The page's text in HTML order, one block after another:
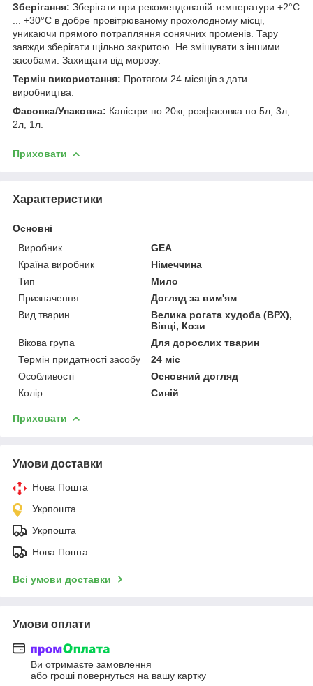
Зберігання: Зберігати при рекомендованій температури +2°C
... +30°C в добре провітрюваному прохолодному місці,
уникаючи прямого потрапляння сонячних променів. Тару
завжди зберігати щільно закритою. Не змішувати з іншими
засобами. Захищати від морозу.
Термін використання: Протягом 24 місяців з дати
виробництва.
Фасовка/Упаковка: Каністри по 20кг, розфасовка по 5л, 3л,
2л, 1л.
Приховати
Характеристики
Основні
Виробник
GEA
Країна виробник
Німеччина
Тип
Мило
Призначення
Догляд за вим'ям
Вид тварин
Велика рогата худоба (ВРХ),
Вівці, Кози
Вікова група
Для дорослих тварин
Термін придатності засобу
24 міс
Особливості
Основний догляд
Колір
Синій
Приховати
Умови доставки
Нова Пошта
Укрпошта
Укрпошта
Нова Пошта
Всі умови доставки
Умови оплати
Ви отримаєте замовлення
або гроші повернуться на вашу картку